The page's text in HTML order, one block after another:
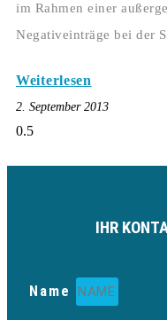
im Rahmen einer
Negativeinträge bei der
Weiterlesen
2. September 2013
IHR
Name